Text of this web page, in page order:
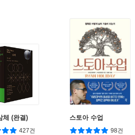
체 (완결)
427건
스토아 수업
98건